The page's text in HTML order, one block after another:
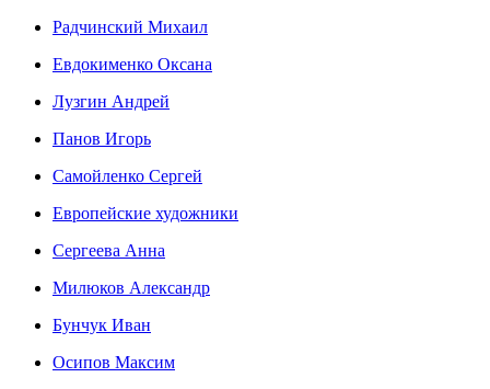
Радчинский Михаил
Евдокименко Оксана
Лузгин Андрей
Панов Игорь
Сaмoйленко Сергей
Европейские художники
Сергеева Анна
Милюков Александр
Бунчук Иван
Осипoв Максим